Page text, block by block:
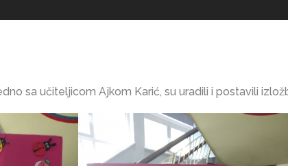
sa učiteljicom Ajkom Karić, su uradili i postavili